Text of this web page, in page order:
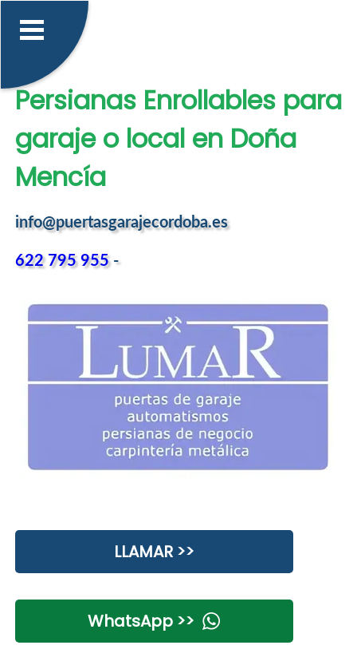
Persianas Enrollables para
garaje o local en Doña
Mencía
info@puertasgarajecordoba.es
622 795 955-
LLAMAR >>
WhatsApp >>